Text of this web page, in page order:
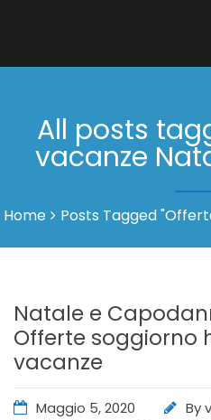
All posts
vacanze
Home Posts Tagged
Natale e
Offerte soggiorno
vacanze
Maggio 5, 2020 By